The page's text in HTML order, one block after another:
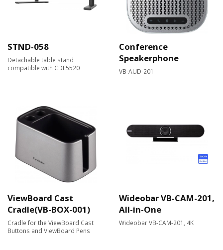
STND-058
Detachable table stand
compatible with CDE5520
Conference
Speakerphone
VB-AUD-201
ViewBoard Cast
Cradle(VB-BOX-001)
Cradle for the ViewBoard Cast
Buttons and ViewBoard Pens
Wideobar VB-CAM-201,
All-in-One
Wideobar VB-CAM-201, 4K